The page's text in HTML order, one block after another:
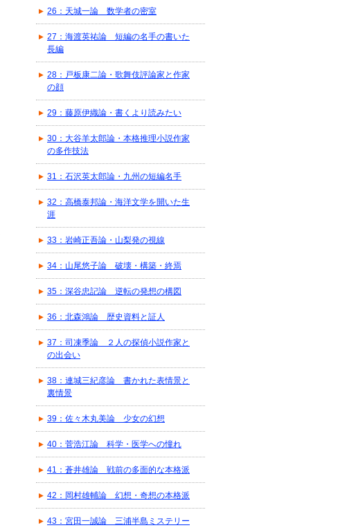
26：天城一論 数学者の密室
27：海渡英祐論 短編の名手の書いた
長編
28：戸板康二論・歌舞伎評論家と作家
の顔
29：藤原伊織論・書くより読みたい
30：大谷羊太郎論・本格推理小説作家
の多作技法
31：石沢英太郎論・九州の短編名手
32：高橋泰邦論・海洋文学を開いた生
涯
33：岩崎正吾論・山梨発の視線
34：山尾悠子論 破壊・構築・終焉
35：深谷忠記論 逆転の発想の構図
36：北森鴻論 歴史資料と証人
37：司凍季論 ２人の探偵小説作家と
の出会い
38：連城三紀彦論 書かれた表情景と
裏情景
39：佐々木丸美論 少女の幻想
40：菅浩江論 科学・医学への憧れ
41：蒼井雄論 戦前の多面的な本格派
42：岡村雄輔論 幻想・奇想の本格派
43：宮田一誠論 三浦半島ミステリー